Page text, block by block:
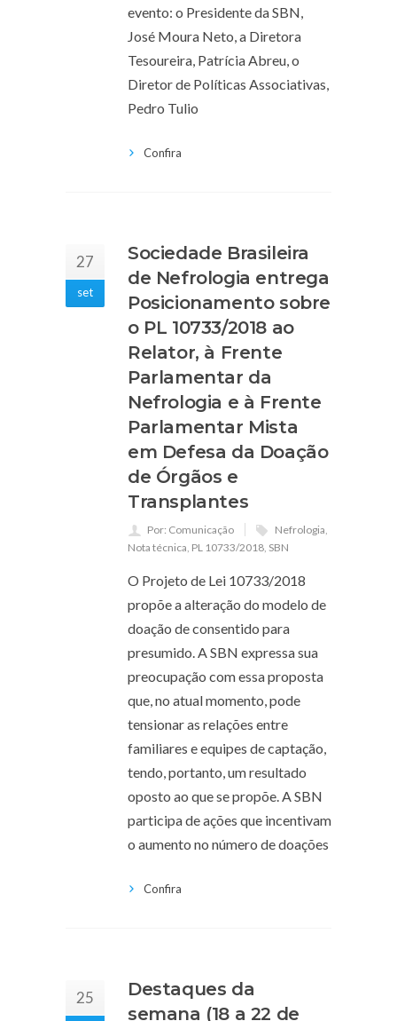
evento: o Presidente da SBN,
José Moura Neto, a Diretora
Tesoureira, Patrícia Abreu, o
Diretor de Políticas Associativas,
Pedro Tulio
Confira
27
set
Sociedade Brasileira
de Nefrologia entrega
Posicionamento sobre
o PL 10733/2018 ao
Relator, à Frente
Parlamentar da
Nefrologia e à Frente
Parlamentar Mista
em Defesa da Doação
de Órgãos e
Transplantes
Por: Comunicação Nefrologia,
Nota técnica, PL 10733/2018, SBN
O Projeto de Lei 10733/2018
propõe a alteração do modelo de
doação de consentido para
presumido. A SBN expressa sua
preocupação com essa proposta
que, no atual momento, pode
tensionar as relações entre
familiares e equipes de captação,
tendo, portanto, um resultado
oposto ao que se propõe. A SBN
participa de ações que incentivam
o aumento no número de doações
Confira
25
Destaques da
semana (18 a 22 de